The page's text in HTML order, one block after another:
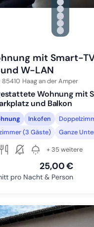
Zu Slide 1
Zu Slide
Zu Slide 3
Zu Slide 4
Zu Slide 5
Zu Slide 6
mit Smart-
W-LAN
85410 Haag an der Amper
Wohnung mit
und Balkon
Inkofen
(3 Gäste)
Ganze
+ 35 weitere
25,00 €
pro Nacht & Person